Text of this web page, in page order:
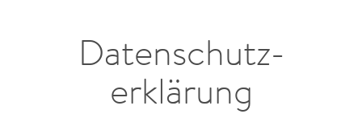
Daten­schutz­
erklärung